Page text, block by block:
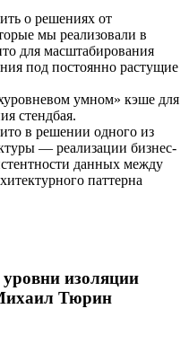
о решениях от
мы реализовали в
для масштабирования
под постоянно растущие
умном» кэше для
стендбая.
в решении одного из
— реализации бизнес-
данных между
паттерна
изоляции
Тюрин